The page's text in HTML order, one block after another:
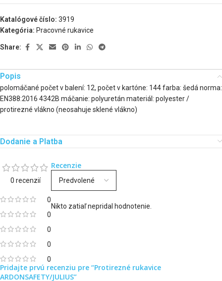
Katalógové číslo: 3919
Kategória: Pracovné rukavice
Share:
Popis
polomáčané počet v balení: 12, počet v kartóne: 144 farba: šedá norma:
EN388:2016 4342B máčanie: polyuretán materiál: polyester /
protirezné vlákno (neosahuje sklené vlákno)
Dodanie a Platba
0 recenzií
0
0
0
0
0
Recenzie
Nikto zatiaľ nepridal hodnotenie.
Pridajte prvú recenziu pre “Protirezné rukavice
ARDONSAFETY/JULIUS”